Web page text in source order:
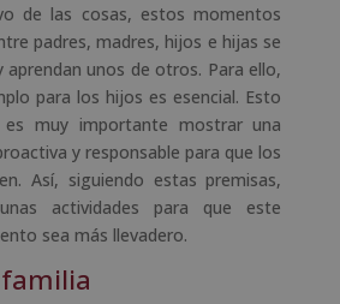
de las cosas, estos momentos
padres, madres, hijos e hijas se
unos de otros. Para ello,
para los hijos es esencial. Esto
es muy importante mostrar una
y responsable para que los
Así, siguiendo estas premisas,
actividades para que este
sea más llevadero.